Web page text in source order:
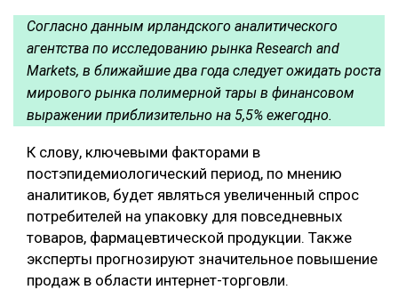
Согласно данным ирландского аналитического
агентства по исследованию рынка Research and
Markets, в ближайшие два года следует ожидать роста
мирового рынка полимерной тары в финансовом
выражении приблизительно на 5,5% ежегодно.
К слову, ключевыми факторами в
постэпидемиологический период, по мнению
аналитиков, будет являться увеличенный спрос
потребителей на упаковку для повседневных
товаров, фармацевтической продукции. Также
эксперты прогнозируют значительное повышение
продаж в области интернет-торговли.